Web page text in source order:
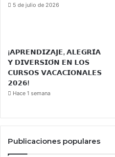
5 de julio de 2026
¡𝗔𝗣𝗥𝗘𝗡𝗗𝗜𝗭𝗔𝗝𝗘, 𝗔𝗟𝗘𝗚𝗥𝗜́𝗔
𝗬 𝗗𝗜𝗩𝗘𝗥𝗦𝗜𝗢́𝗡 𝗘𝗡 𝗟𝗢𝗦
𝗖𝗨𝗥𝗦𝗢𝗦 𝗩𝗔𝗖𝗔𝗖𝗜𝗢𝗡𝗔𝗟𝗘𝗦
𝟮𝟬𝟮𝟲!
Hace 1 semana
Publicaciones populares